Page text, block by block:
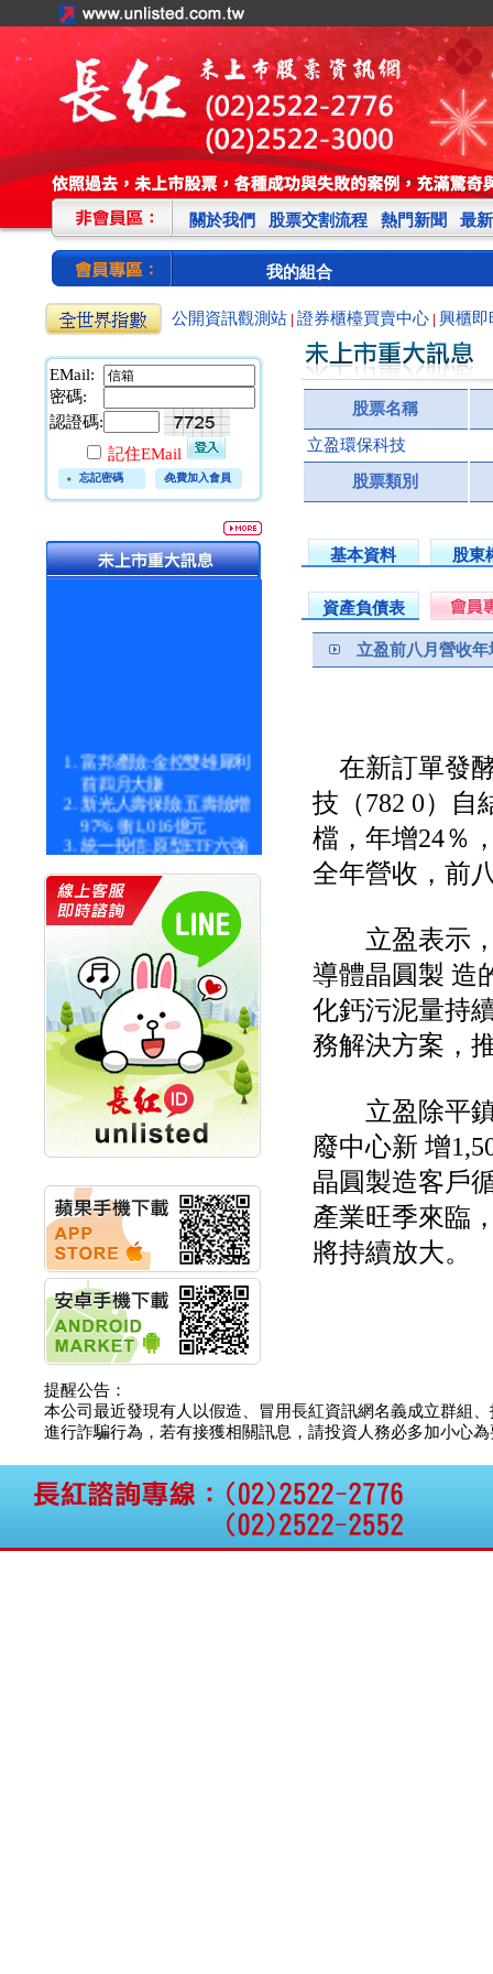
關於我們 股票交割流程 熱門新聞 最
我的組合
公開資訊觀測站 證券櫃檯買賣中心 興櫃即
EMail:
密碼:
認證碼:
記住EMail
忘記密碼 免費加入會員
富邦產險:金控雙雄犀利
前四月大賺
新光人壽保險:五壽險增
97% 衝1,016億元
統一投信:原型ETF六強
漲逾九成
統一投信:主動式ETF溢
價 被盯上
新光人壽保險:新壽Q1外
價金將達996億
宇辰系統科技:宇辰業績
創新高 啟動興櫃轉上櫃
計畫
明緯企業:明緯永續科技
競賽 以電源驅動善的力
量
秀育企業:秀育SHO-U儲
能系統 獲國內首張CNS
認證
華旭先進:代重要子公司
碩通散熱股份有限公司
公告董事會通過發言人
及代理發
華旭先進:代重要子公司
碩通散熱股份有限公司
公告董事會決議發行員
工認股權
華旭先進:代重要子公司
碩通散熱股份有限公司
公告董事會追認113年
向關係
華旭先進:代重要子公司
碩通散熱股份有限公司
公告向關係人取得使用
權資產
仁新醫藥:代重要子公司
BeliteBio,Inc公告受邀參
股票名稱
立盈環保科技
股票類別
基本資料 股東
資產負債表
立盈前八月營收年
在新訂單發
技（782 0）自
檔，年增24％
全年營收，前
立盈表示，
導體晶圓製 造
化鈣污泥量持
務解決方案，
立盈除平鎮
廢中心新 增
晶圓製造客戶
產業旺季來臨
將持續放大。
提醒公告：
本公司最近發現有人以假造、冒用長紅資訊網名義成立群組
進行詐騙行為，若有接獲相關訊息，請投資人務必多加小心